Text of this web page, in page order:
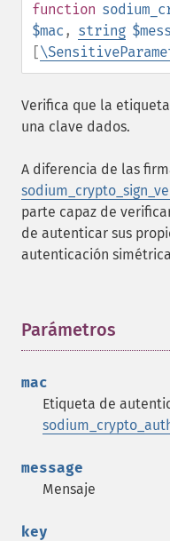
function
$mac , string
[
Verifica que la
una clave dados.
A diferencia de las
parte capaz de
de autenticar sus
autenticación
Parámetros
mac
Etiqueta de
message
Mensaje
key